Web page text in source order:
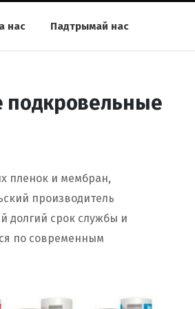
нас Падтрымай нас
подкровельные
пленок и мембран,
производитель
долгий срок службы и
по современным